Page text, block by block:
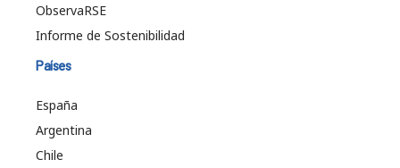
ObservaRSE
Informe de Sostenibilidad
Países
España
Argentina
Chile